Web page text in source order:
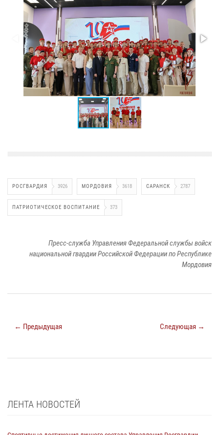
РОСГВАРДИЯ 3926 МОРДОВИЯ 3618 САРАНСК 2787
ПАТРИОТИЧЕСКОЕ ВОСПИТАНИЕ 373
Пресс-служба Управления Федеральной службы войск
национальной гвардии Российской Федерации по Республике
Мордовия
← Предыдущая Следующая →
ЛЕНТА НОВОСТЕЙ